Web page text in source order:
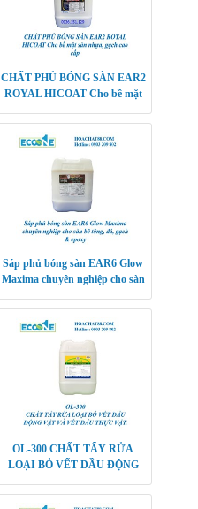
CHẤT PHỦ BÓNG SÀN EAR2
ROYAL HICOAT Cho bề mặt
Sáp phủ bóng sàn EAR6 Glow
Maxima chuyên nghiệp cho sàn
OL-300 CHẤT TẨY RỬA
LOẠI BỎ VẾT DẦU ĐỘNG
VẬT.